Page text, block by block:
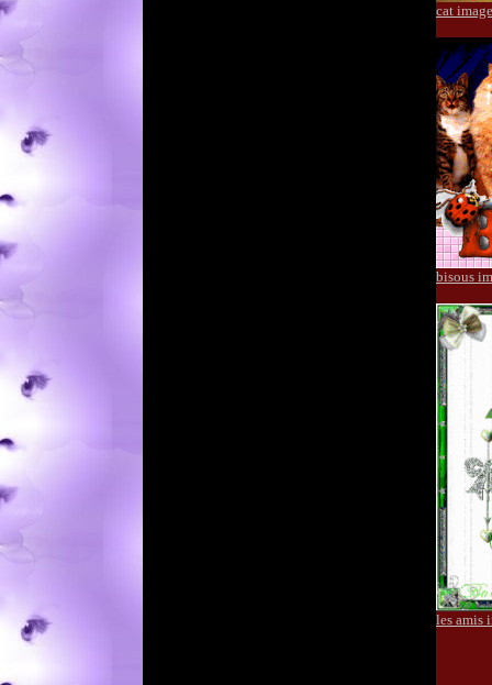
cat
bisous
les amis